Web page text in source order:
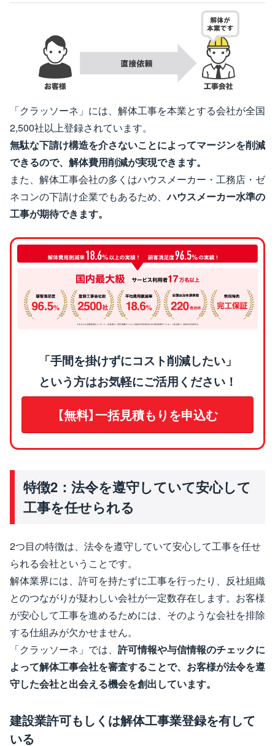
「クラッソーネ」には、解体工事を本業とする会社が全国
2,500社以上登録されています。
無駄な下請け構造を介さないことによってマージンを削減
できるので、解体費用削減が実現できます。
また、解体工事会社の多くはハウスメーカー・工務店・ゼ
ネコンの下請け企業でもあるため、ハウスメーカー水準の
工事が期待できます。
「手間を掛けずにコスト削減したい」
という方はお気軽にご活用ください！
【無料】一括見積もりを申込む
特徴2：法令を遵守していて安心して
工事を任せられる
2つ目の特徴は、法令を遵守していて安心して工事を任せ
られる会社ということです。
解体業界には、許可を持たずに工事を行ったり、反社組織
とのつながりが疑わしい会社が一定数存在します。お客様
が安心して工事を進めるためには、そのような会社を排除
する仕組みが欠かせません。
「クラッソーネ」では、 許可情報や与信情報のチェックに
よって解体工事会社を審査することで、お客様が法令を遵
守した会社と出会える機会を創出しています。
建設業許可もしくは解体工事業登録を有して
いる